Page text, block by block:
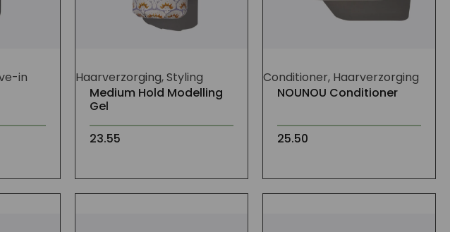
in
Haarverzorging, Styling
Medium Hold Modelling
Gel
23.55
Conditioner, Haarverzorging
NOUNOU Conditioner
25.50